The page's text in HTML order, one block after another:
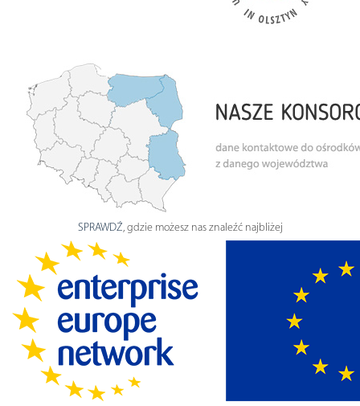
SPRAWDŹ, gdzie możesz nas znaleźć najbliżej